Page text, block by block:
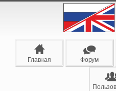
Главная Форум